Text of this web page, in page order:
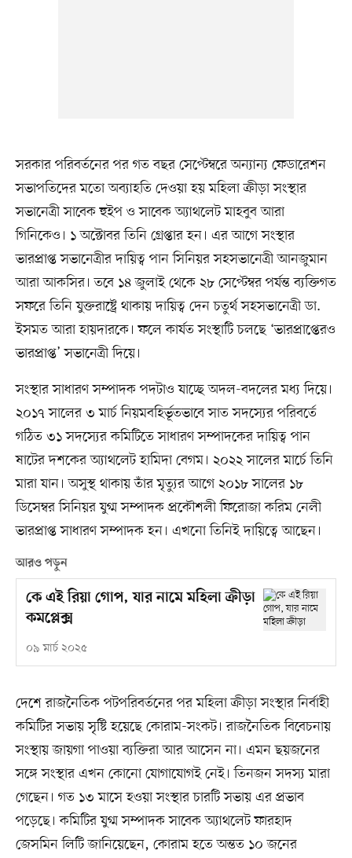
সরকার পরিবর্তনের পর গত বছর সেপ্টেম্বরে অন্যান্য ফেডারেশন
সভাপতিদের মতো অব্যাহতি দেওয়া হয় মহিলা ক্রীড়া সংস্থার
সভানেত্রী সাবেক হুইপ ও সাবেক অ্যাথলেট মাহবুব আরা
গিনিকেও। ১ অক্টোবর তিনি গ্রেপ্তার হন। এর আগে সংস্থার
ভারপ্রাপ্ত সভানেত্রীর দায়িত্ব পান সিনিয়র সহসভানেত্রী আনজুমান
আরা আকসির। তবে ১৪ জুলাই থেকে ২৮ সেপ্টেম্বর পর্যন্ত ব্যক্তিগত
সফরে তিনি যুক্তরাষ্ট্রে থাকায় দায়িত্ব দেন চতুর্থ সহসভানেত্রী ডা.
ইসমত আরা হায়দারকে। ফলে কার্যত সংস্থাটি চলছে ‘ভারপ্রাপ্তেরও
ভারপ্রাপ্ত’ সভানেত্রী দিয়ে।
সংস্থার সাধারণ সম্পাদক পদটাও যাচ্ছে অদল-বদলের মধ্য দিয়ে।
২০১৭ সালের ৩ মার্চ নিয়মবহির্ভূতভাবে সাত সদস্যের পরিবর্তে
গঠিত ৩১ সদস্যের কমিটিতে সাধারণ সম্পাদকের দায়িত্ব পান
ষাটের দশকের অ্যাথলেট হামিদা বেগম। ২০২২ সালের মার্চে তিনি
মারা যান। অসুস্থ থাকায় তাঁর মৃত্যুর আগে ২০১৮ সালের ১৮
ডিসেম্বর সিনিয়র যুগ্ম সম্পাদক প্রকৌশলী ফিরোজা করিম নেলী
ভারপ্রাপ্ত সাধারণ সম্পাদক হন। এখনো তিনিই দায়িত্বে আছেন।
আরও পড়ুন
কে এই রিয়া গোপ, যার নামে মহিলা ক্রীড়া
কমপ্লেক্স
০৯ মার্চ ২০২৫
দেশে রাজনৈতিক পটপরিবর্তনের পর মহিলা ক্রীড়া সংস্থার নির্বাহী
কমিটির সভায় সৃষ্টি হয়েছে কোরাম-সংকট। রাজনৈতিক বিবেচনায়
সংস্থায় জায়গা পাওয়া ব্যক্তিরা আর আসেন না। এমন ছয়জনের
সঙ্গে সংস্থার এখন কোনো যোগাযোগই নেই। তিনজন সদস্য মারা
গেছেন। গত ১৩ মাসে হওয়া সংস্থার চারটি সভায় এর প্রভাব
পড়েছে। কমিটির যুগ্ম সম্পাদক সাবেক অ্যাথলেট ফারহাদ
জেসমিন লিটি জানিয়েছেন, কোরাম হতে অন্তত ১০ জনের